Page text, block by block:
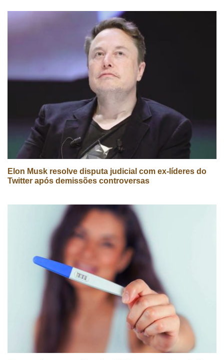
Elon Musk resolve disputa judicial com ex-líderes do
Twitter após demissões controversas